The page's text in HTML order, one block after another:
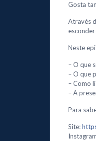
Gosta
Através
Neste
– O que
– O que
– Como
– A
Para
Site: